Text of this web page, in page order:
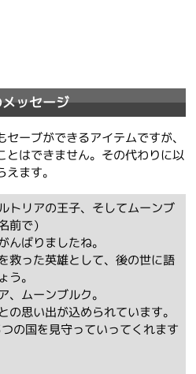
ッセージ
セーブができるアイテムですが、
とはできません。その代わりに以
ます。
トリアの王子、そしてムーンブ
前で）
んばりましたね。
救った英雄として、後の世に語
う。
、ムーンブルク。
の思い出が込められています。
の国を見守っていってくれます